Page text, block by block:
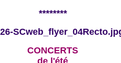
********
CONCERTS
de l'été